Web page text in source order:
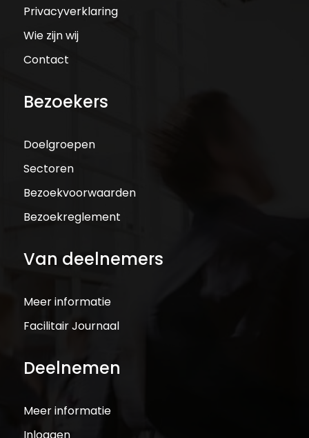
Privacyverklaring
Wie zijn wij
Contact
Bezoekers
Doelgroepen
Sectoren
Bezoekvoorwaarden
Bezoekreglement
Van deelnemers
Meer informatie
Facilitair Journaal
Deelnemen
Meer informatie